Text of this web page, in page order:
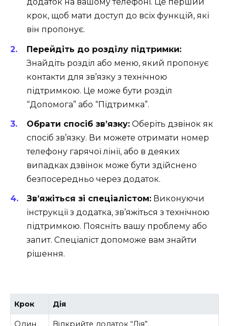
додаток на вашому телефоні. Це перший
крок, щоб мати доступ до всіх функцій, які
він пропонує.
Перейдіть до розділу підтримки:
Знайдіть розділ або меню, який пропонує
контакти для зв’язку з технічною
підтримкою. Це може бути розділ
“Допомога” або “Підтримка”.
Обрати спосіб зв’язку: Оберіть дзвінок як
спосіб зв’язку. Ви можете отримати номер
телефону гарячої лінії, або в деяких
випадках дзвінок може бути здійснено
безпосередньо через додаток.
Зв’яжіться зі спеціалістом: Виконуючи
інструкції з додатка, зв’яжіться з технічною
підтримкою. Поясніть вашу проблему або
запит. Спеціаліст допоможе вам знайти
рішення.
Крок Дія
Один Відкрийте додаток “Дія”.